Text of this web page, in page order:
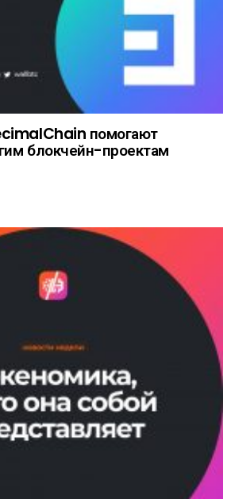
помогают
блокчейн-проектам